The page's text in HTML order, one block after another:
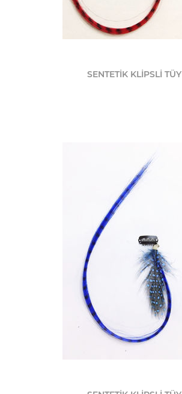
SENTETİK KLİPSLİ TÜY